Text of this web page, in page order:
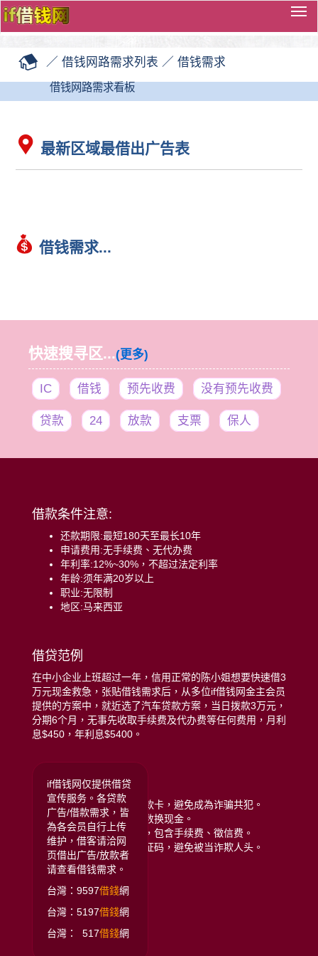
切
换
／ 借钱网路需求列表 ／ 借钱需求
借钱网路需求看板
最新区域最借出广告表
借钱需求...
快速搜寻区...(更多)
IC 借钱 预先收费 没有预先收费
贷款 24 放款 支票 保人
借款条件注意:
还款期限:最短180天至最长10年
申请费用:无手续费、无代办费
年利率:12%~30%，不超过法定利率
年龄:须年满20岁以上
职业:无限制
地区:马来西亚
借贷范例
在中小企业上班超过一年，信用正常的陈小姐想要快速借3
万元现金救急，张贴借钱需求后，从多位if借钱网金主会员
提供的方案中，就近选了汽车贷款方案，当日拨款3万元，
分期6个月，无事先收取手续费及代办费等任何费用，月利
息$450，年利息$5400。
远离贷款诈骗注意:
拒绝给予银行存摺或提款卡，避免成為诈骗共犯。
拒绝任何类型的储值点数换现金。
拒绝给付任何名义费用，包含手续费、徵信费。
拒绝提供门号或手机验证码，避免被当诈欺人头。
if借钱网仅提供借贷
宣传服务。各贷款
广告/借款需求，皆
為各会员自行上传
维护，借客请洽网
页借出广告/放款者
请查看借钱需求。
台灣：9597借錢網
台灣：5197借錢網
台灣： 517借錢網